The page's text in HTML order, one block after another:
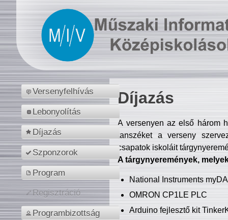
Versenyfelhívás
Lebonyolítás
Díjazás
Szponzorok
Program
Regisztráció
Programbizottság
Díjazás
A versenyen az első három
tanszéket a verseny
csapatok iskoláit
A tárgynyeremények,
National Instruments
OMRON CP1LE PLC
Arduino fejlesztő kit